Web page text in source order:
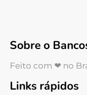
Sobre o
Feito com ❤ no
Links rápidos